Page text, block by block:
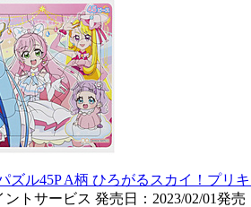
ズル45P A柄 ひろがるスカイ！プリ
ントサービス 発売日：2023/02/01発売